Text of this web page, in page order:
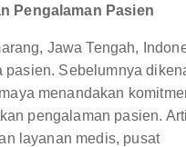
Pengalaman Pasien
Jawa Tengah,
Sebelumnya
menandakan
pengalaman pasien.
layanan medis, pusat